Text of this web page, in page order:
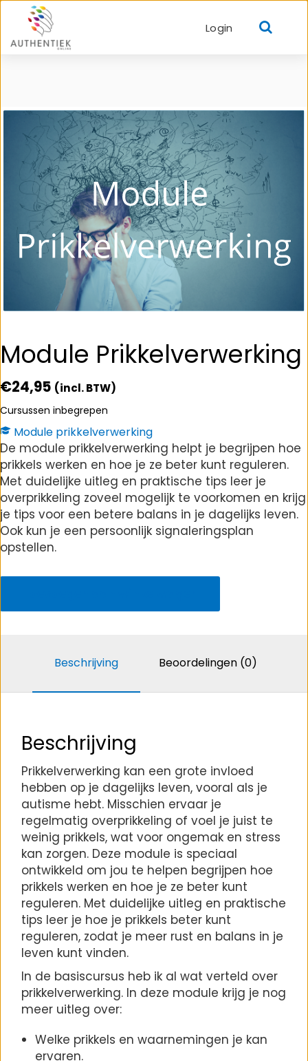
Login
Module Prikkelverwerking
€24,95 (incl. BTW)
Cursussen inbegrepen
Module prikkelverwerking
De module prikkelverwerking helpt je begrijpen hoe
prikkels werken en hoe je ze beter kunt reguleren.
Met duidelijke uitleg en praktische tips leer je
overprikkeling zoveel mogelijk te voorkomen en krijg
je tips voor een betere balans in je dagelijks leven.
Ook kun je een persoonlijk signaleringsplan
opstellen.
Beschrijving Beoordelingen (0)
Beschrijving
Prikkelverwerking kan een grote invloed
hebben op je dagelijks leven, vooral als je
autisme hebt. Misschien ervaar je
regelmatig overprikkeling of voel je juist te
weinig prikkels, wat voor ongemak en stress
kan zorgen. Deze module is speciaal
ontwikkeld om jou te helpen begrijpen hoe
prikkels werken en hoe je ze beter kunt
reguleren. Met duidelijke uitleg en praktische
tips leer je hoe je prikkels beter kunt
reguleren, zodat je meer rust en balans in je
leven kunt vinden.
In de basiscursus heb ik al wat verteld over
prikkelverwerking. In deze module krijg je nog
meer uitleg over:
Welke prikkels en waarnemingen je kan
ervaren.